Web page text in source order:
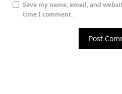
Save my name, email, and
time I comment.